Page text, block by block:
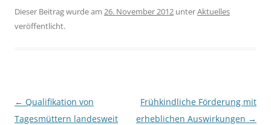
Dieser Beitrag wurde am 26. November 2012 unterAktuelles
veröffentlicht.
Beitragsnavigation
← Qualifikation von
Tagesmüttern landesweit
Frühkindliche Förderung mit
erheblichen Auswirkungen →